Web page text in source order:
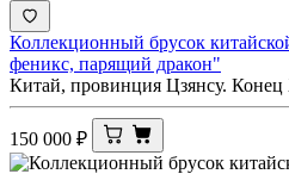
Коллекционный брусок
феникс, парящий дракон"
Китай, провинция Цзянсу.
150 000 ₽